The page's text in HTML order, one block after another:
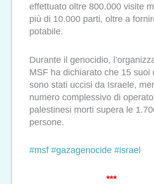
effettuato oltre 800.000 visite
più di 10.000 parti, oltre a
potabile.
Durante il genocidio,
MSF ha dichiarato che 15 suoi
sono stati uccisi da Israele,
numero complessivo di
palestinesi morti supera le
persone.
#msf #gazagenocide #israel
***